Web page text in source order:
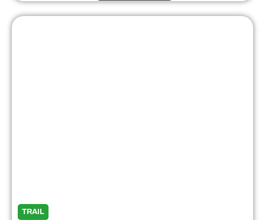
TRAIL